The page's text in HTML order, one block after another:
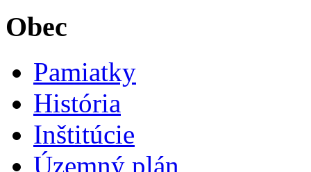
Obec
Pamiatky
História
Inštitúcie
Územný plán